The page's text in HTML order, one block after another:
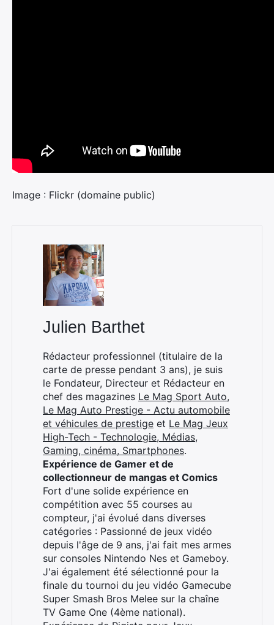
Image : Flickr (domaine public)
Julien Barthet
Rédacteur professionnel (titulaire de la
carte de presse pendant 3 ans), je suis
le Fondateur, Directeur et Rédacteur en
chef des magazines Le Mag Sport Auto,
Le Mag Auto Prestige - Actu automobile
et véhicules de prestige et Le Mag Jeux
High-Tech - Technologie, Médias,
Gaming, cinéma, Smartphones.
Expérience de Gamer et de
collectionneur de mangas et Comics
Fort d'une solide expérience en
compétition avec 55 courses au
compteur, j'ai évolué dans diverses
catégories : Passionné de jeux vidéo
depuis l'âge de 9 ans, j'ai fait mes armes
sur consoles Nintendo Nes et Gameboy.
J'ai également été sélectionné pour la
finale du tournoi du jeu vidéo Gamecube
Super Smash Bros Melee sur la chaîne
TV Game One (4ème national).